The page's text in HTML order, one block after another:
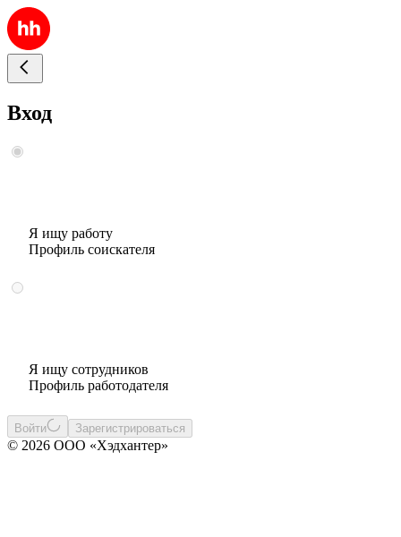
Вход
Я ищу работу
Профиль соискателя
Я ищу сотрудников
Профиль работодателя
Войти Зарегистрироваться
© 2026 ООО «Хэдхантер»